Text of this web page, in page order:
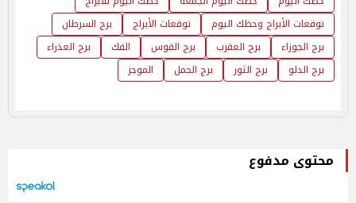
توقعات الأبراج وحظك اليوم
توقعات الأبراج
برج السرطان
برج الجوزاء
برج العقرب برج القوس الفك
برج العذراء
برج الدلو
برج الثور برج الحمل الموجز
محتوى مدفوع